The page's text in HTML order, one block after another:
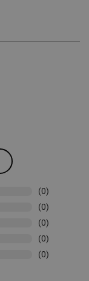
(0)
(0)
(0)
(0)
(0)